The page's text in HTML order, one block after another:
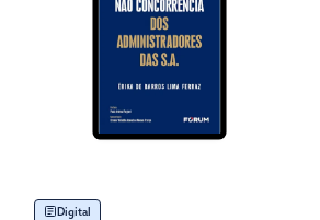
Digital